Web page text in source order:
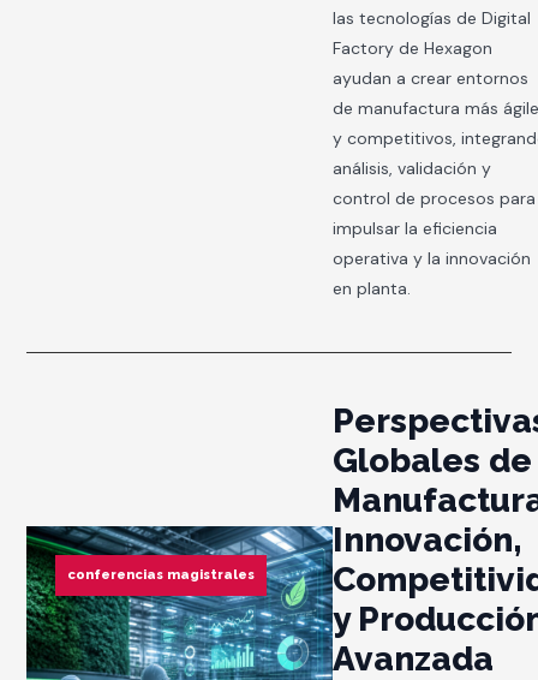
las tecnologías de Digital
Factory de Hexagon
ayudan a crear entornos
de manufactura más
y competitivos,
análisis, validación y
control de procesos para
impulsar la eficiencia
operativa y la innovación
en planta.
conferencias magistrales
Globales
Innovación,
y
Avanzada